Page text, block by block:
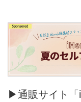
▶通販サイト「